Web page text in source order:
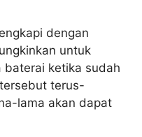
dengan
untuk
baterai ketika sudah
terus-
lama akan dapat